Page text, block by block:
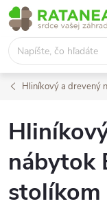
Prejsť
na
obsah
Hliníkový a drevený
nábytok
stolíkom